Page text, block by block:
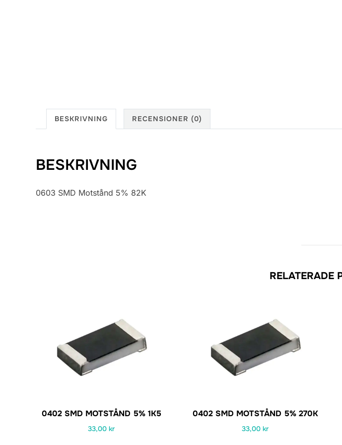
BESKRIVNING RECENSIONER (0)
BESKRIVNING
0603 SMD Motstånd 5% 82K
RELATERADE
0402 SMD MOTSTÅND 5% 1K5
33,00kr
0402 SMD MOTSTÅND 5% 270K
33,00kr